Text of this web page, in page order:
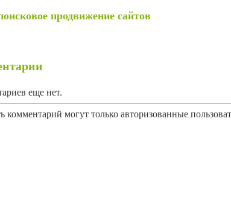
продвижение сайтов
еще нет.
комментарий могут только авторизованные